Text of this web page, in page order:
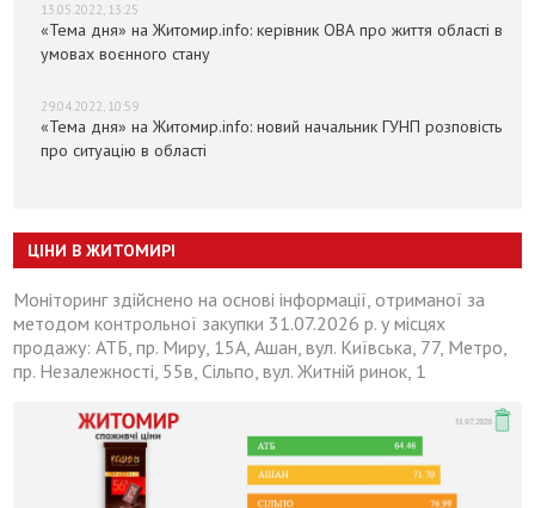
13.05.2022, 13:25
«Тема дня» на Житомир.info: керівник ОВА про життя області в
умовах воєнного стану
29.04.2022, 10:59
«Тема дня» на Житомир.info: новий начальник ГУНП розповість
про ситуацію в області
ЦІНИ В ЖИТОМИРІ
Моніторинг здійснено на основі інформації, отриманої за
методом контрольної закупки 31.07.2026 р. у місцях
продажу: АТБ, пр. Миру, 15А, Ашан, вул. Київська, 77, Метро,
пр. Незалежності, 55в, Сільпо, вул. Житній ринок, 1